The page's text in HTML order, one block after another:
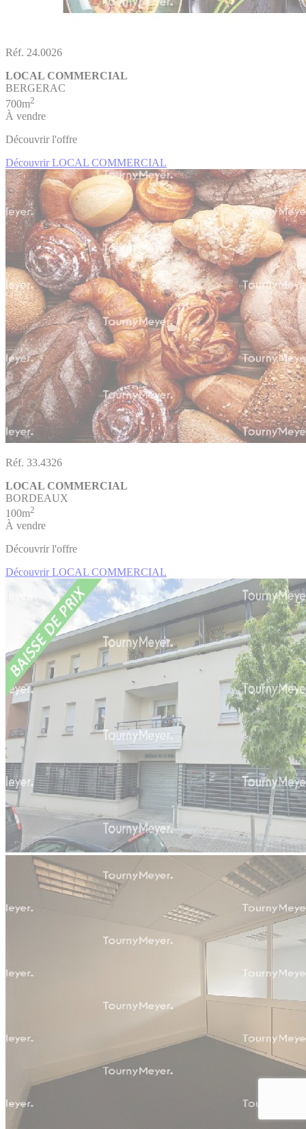
Réf. 24.0026
LOCAL COMMERCIAL
BERGERAC
700m2
À vendre
Découvrir l'offre
Découvrir LOCAL COMMERCIAL
Réf. 33.4326
LOCAL COMMERCIAL
BORDEAUX
100m2
À vendre
Découvrir l'offre
Découvrir LOCAL COMMERCIAL